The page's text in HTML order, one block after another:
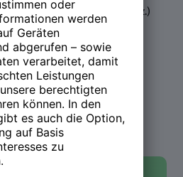
Südafrika und der Schweiz.)